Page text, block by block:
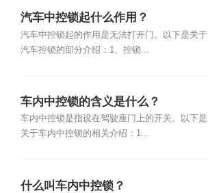
汽车中控锁起什么作用？
汽车中控锁起的作用是无法打开门。以下是关于
汽车控锁的部分介绍：1、控锁...
车内中控锁的含义是什么？
车内中控锁是指设在驾驶座门上的开关。以下是
关于车内中控锁的相关介绍：1...
什么叫车内中控锁？